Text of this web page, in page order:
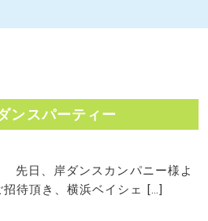
ンスパーティー
先日、岸ダンスカンパニー様よ
待頂き、横浜ベイシェ […]